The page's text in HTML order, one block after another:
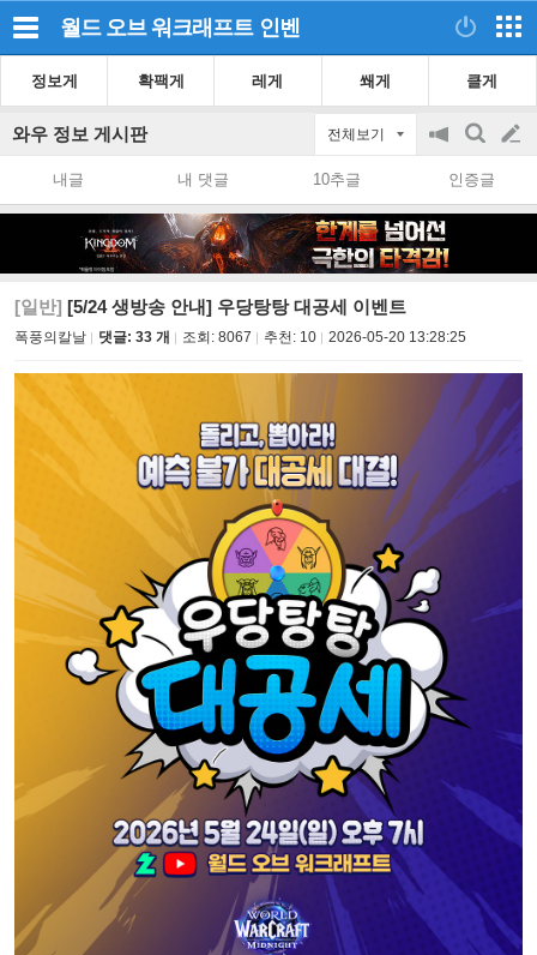
월드 오브 워크래프트 인벤
정보게 확팩게 레게 쐐게 클게
와우 정보 게시판 전체보기
공
on/off
검
색
글
쓰
내글 내 댓글 10추글 인증글
[일반] [5/24 생방송 안내] 우당탕탕 대공세 이벤트
폭풍의칼날 댓글: 33 개 조회: 8067 추천: 10 2026-05-20 13:28:25